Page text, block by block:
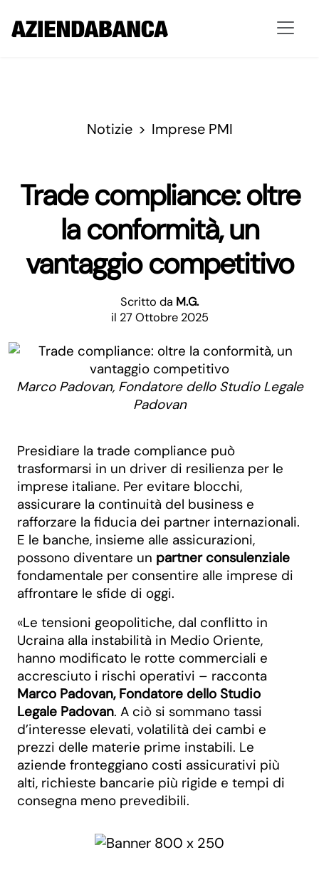
Notizie Imprese PMI
Trade compliance: oltre
la conformità, un
vantaggio competitivo
Scritto da M.G.
il 27 Ottobre 2025
Marco Padovan, Fondatore dello Studio Legale
Padovan
Presidiare la trade compliance può
trasformarsi in un driver di resilienza per le
imprese italiane. Per evitare blocchi,
assicurare la continuità del business e
rafforzare la fiducia dei partner internazionali.
E le banche, insieme alle assicurazioni,
possono diventare un partner consulenziale
fondamentale per consentire alle imprese di
affrontare le sfide di oggi.
«Le tensioni geopolitiche, dal conflitto in
Ucraina alla instabilità in Medio Oriente,
hanno modificato le rotte commerciali e
accresciuto i rischi operativi – racconta
Marco Padovan, Fondatore dello Studio
Legale Padovan. A ciò si sommano tassi
d’interesse elevati, volatilità dei cambi e
prezzi delle materie prime instabili. Le
aziende fronteggiano costi assicurativi più
alti, richieste bancarie più rigide e tempi di
consegna meno prevedibili.